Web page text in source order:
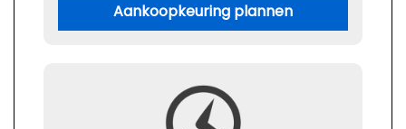
Aankoopkeuring plannen